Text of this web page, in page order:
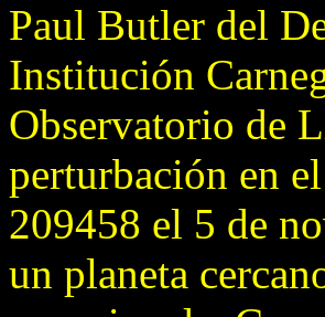
Paul Butler del
Institución
Observatorio de
perturbación en
209458 el 5 de
un planeta